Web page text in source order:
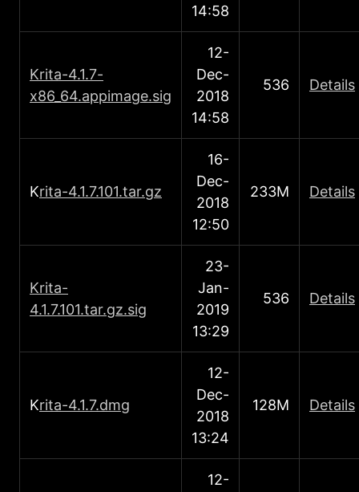
14:58
Κrita-4.1.7-
x86_64.appimage.sig
12-
Dec-
2018
14:58
536 Details
Κrita-4.1.7.101.tar.gz
16-
Dec-
2018
12:50
233M Details
Κrita-
4.1.7.101.tar.gz.sig
23-
Jan-
2019
13:29
536 Details
Κrita-4.1.7.dmg
12-
Dec-
2018
13:24
128M Details
12-